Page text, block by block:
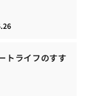
トライフのすす